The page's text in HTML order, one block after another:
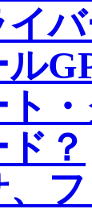
ル
ト
ド？
、